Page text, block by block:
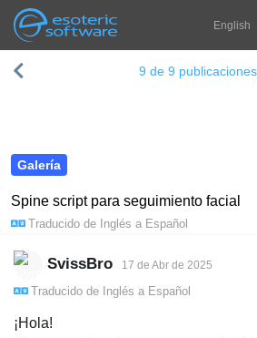
Esoteric Software
Navigation English
INICIO Spine
Aprender
P+F
Probar
Galería
Spine script para seguimiento facial
Traducido de Inglés a Español
9 de 9 publicaciones
SvissBro 17 de Abr de 2025
Traducido de Inglés a Español
¡Hola!